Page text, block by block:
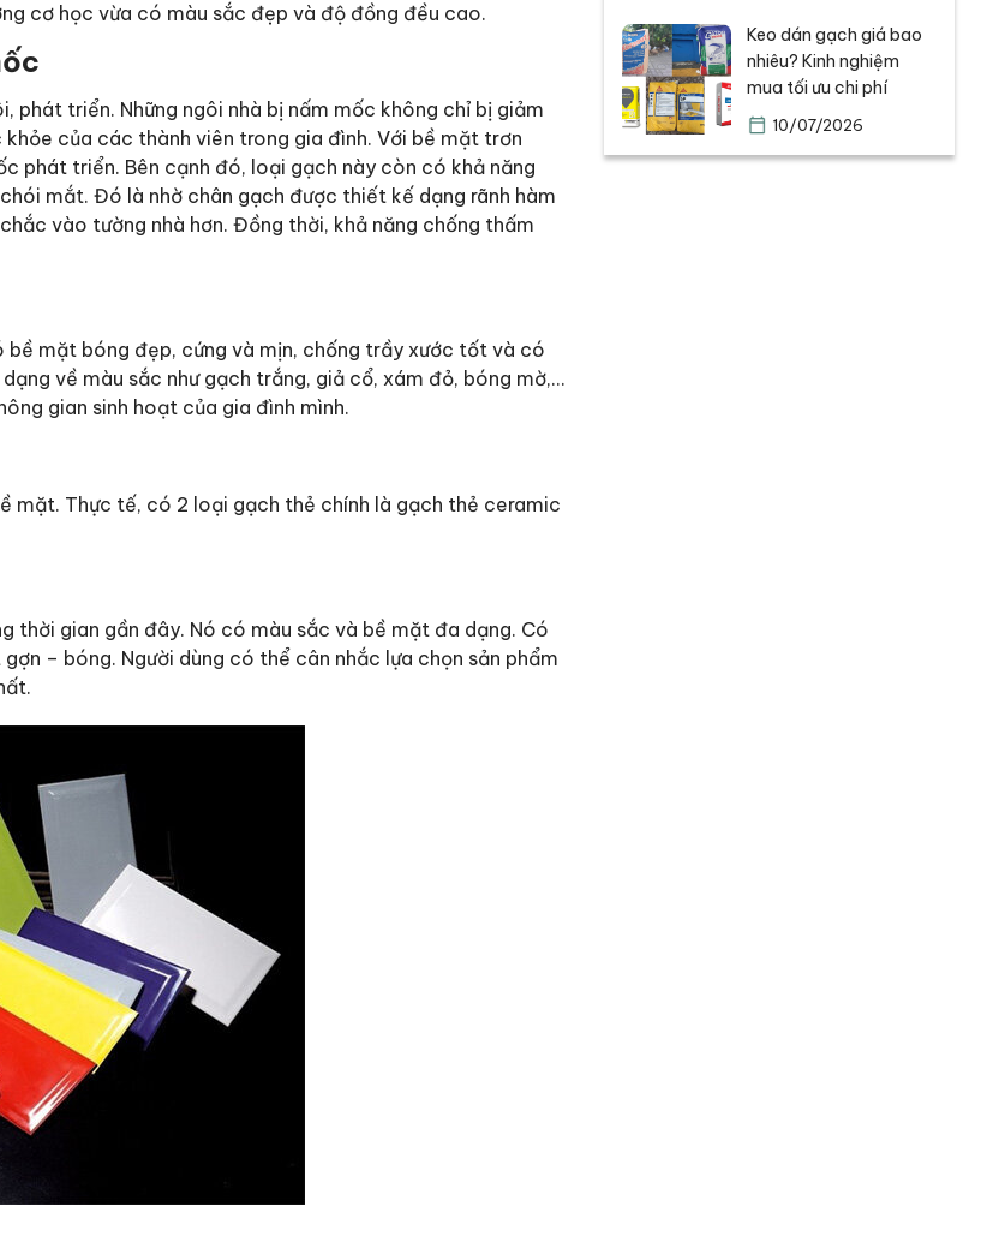
cơ học vừa có màu sắc đẹp và độ đồng đều cao.
phát triển. Những ngôi nhà bị nấm mốc không chỉ bị giảm
của các thành viên trong gia đình. Với bề mặt trơn
phát triển. Bên cạnh đó, loại gạch này còn có khả năng
mắt. Đó là nhờ chân gạch được thiết kế dạng rãnh hàm
vào tường nhà hơn. Đồng thời, khả năng chống thấm
mặt bóng đẹp, cứng và mịn, chống trầy xước tốt và có
về màu sắc như gạch trắng, giả cổ, xám đỏ, bóng mờ,…
gian sinh hoạt của gia đình mình.
mặt. Thực tế, có 2 loại gạch thẻ chính là gạch thẻ ceramic
gian gần đây. Nó có màu sắc và bề mặt đa dạng. Có
– bóng. Người dùng có thể cân nhắc lựa chọn sản phẩm
Keo dán gạch giá bao
nhiêu? Kinh nghiệm
mua tối ưu chi phí
10/07/2026